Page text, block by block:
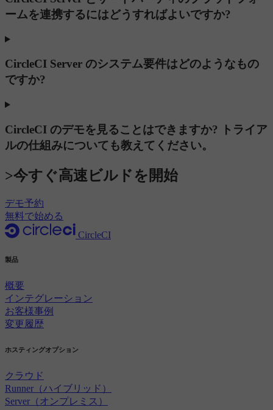
ームを連携するにはどうすればよいですか?
CircleCI Server のシステム要件はどのようなもの
ですか?
CircleCI のデモを見ることはできますか? トライア
ルの仕組みについても教えてください。
>今すぐ高速ビルドを開始
デモ予約
無料で始める
CircleCI
製品
概要
インテグレーション
お客様事例
変更履歴
ホスティングオプション
クラウド
Runner（ハイブリッド）
Server（オンプレミス）